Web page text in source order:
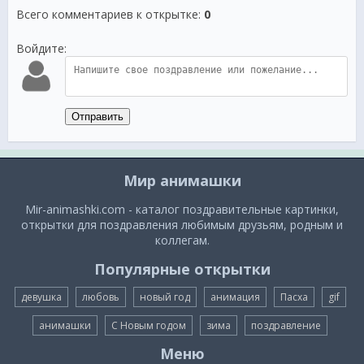
Всего комментариев к открытке: 0
Войдите:
Отправить
Мир анимашки
Mir-animashki.com - каталог поздравительные картинки,
открытки для поздравления любимым друзьям, родным и
коллегам.
Популярные открытки
девушка любовь новый год анимация Пасха gif
анимашки С Новым годом зима поздравление
Меню